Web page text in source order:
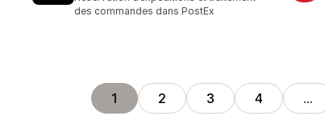
des commandes dans PostEx
1 2 3 4 …